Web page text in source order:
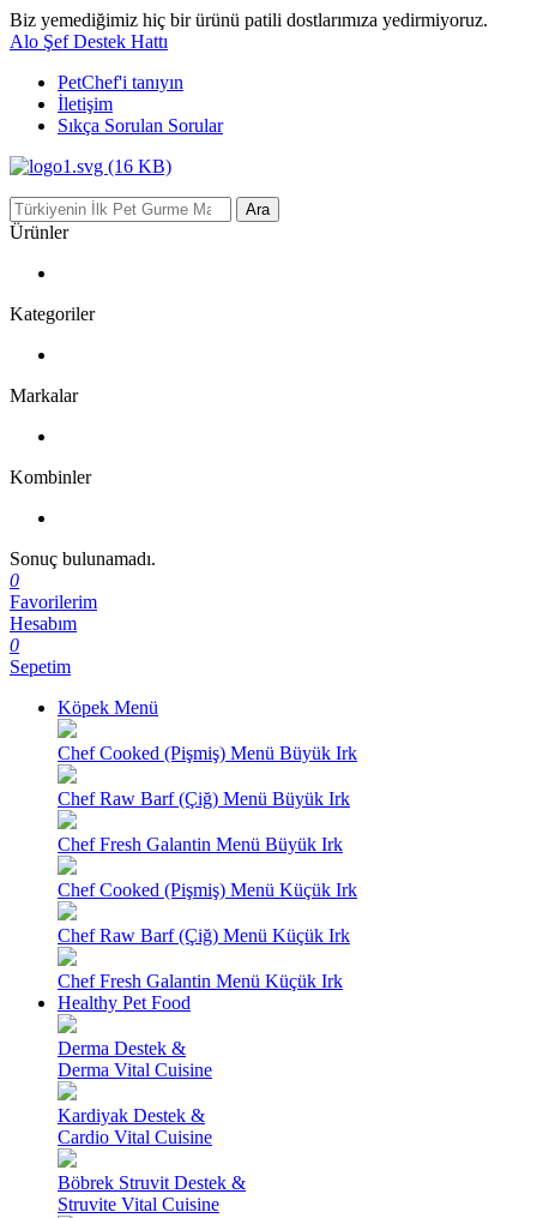
Biz yemediğimiz hiç bir ürünü patili dostlarımıza yedirmiyoruz.
Alo Şef Destek Hattı
PetChef'i tanıyın
İletişim
Sıkça Sorulan Sorular
Ara
Ürünler
Kategoriler
Markalar
Kombinler
Sonuç bulunamadı.
0
Favorilerim
Hesabım
0
Sepetim
Köpek Menü
Chef Cooked (Pişmiş) Menü Büyük Irk
Chef Raw Barf (Çiğ) Menü Büyük Irk
Chef Fresh Galantin Menü Büyük Irk
Chef Cooked (Pişmiş) Menü Küçük Irk
Chef Raw Barf (Çiğ) Menü Küçük Irk
Chef Fresh Galantin Menü Küçük Irk
Healthy Pet Food
Derma Destek &
Derma Vital Cuisine
Kardiyak Destek &
Cardio Vital Cuisine
Böbrek Struvit Destek &
Struvite Vital Cuisine